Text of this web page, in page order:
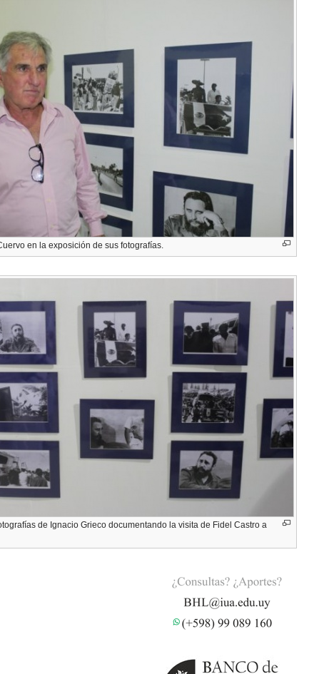
en la exposición de sus fotografías.
de Ignacio Grieco documentando la visita de Fidel Castro a